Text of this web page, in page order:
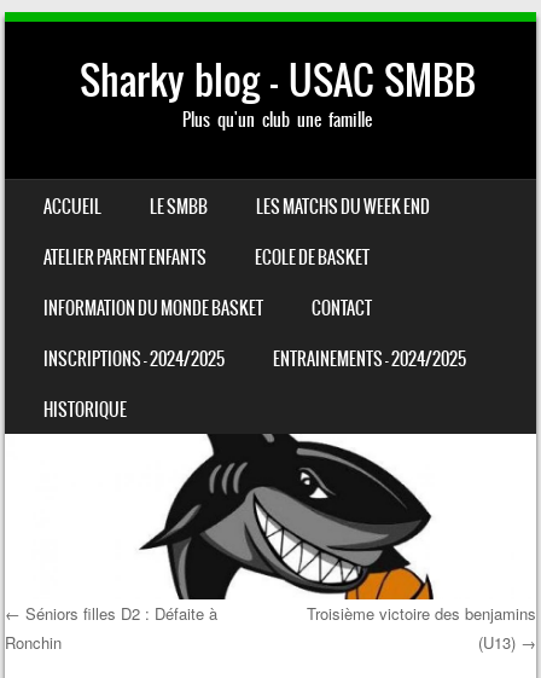
Sharky blog – USAC SMBB
Plus qu'un club une famille
MENU
SKIP TO CONTENT
ACCUEIL LE SMBB
LES MATCHS DU WEEK END
ATELIER PARENT ENFANTS
ECOLE DE BASKET
INFORMATION DU MONDE BASKET
CONTACT
INSCRIPTIONS – 2024/2025
ENTRAINEMENTS – 2024/2025
HISTORIQUE
Post navigation
← Séniors filles D2 : Défaite à
Ronchin
Troisième victoire des benjamins
(U13) →